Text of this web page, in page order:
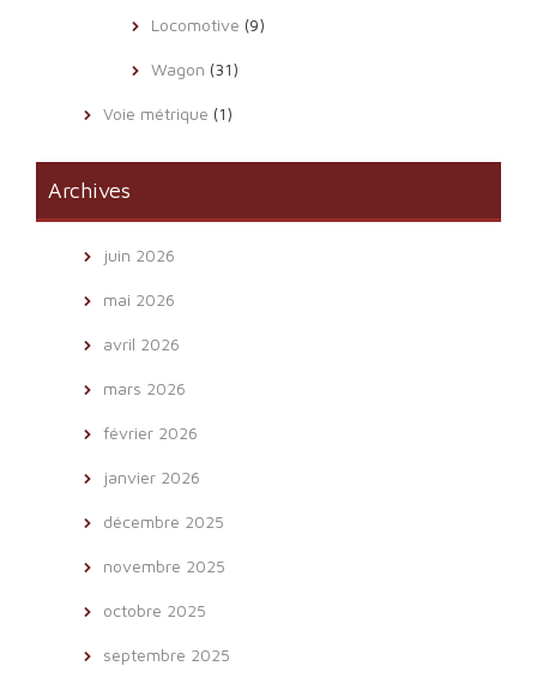
Locomotive (9)
Wagon (31)
Voie métrique (1)
Archives
juin 2026
mai 2026
avril 2026
mars 2026
février 2026
janvier 2026
décembre 2025
novembre 2025
octobre 2025
septembre 2025